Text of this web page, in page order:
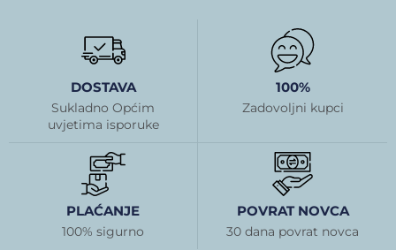
DOSTAVA
Sukladno Općim
uvjetima isporuke
100%
Zadovoljni kupci
PLAĆANJE
100% sigurno
POVRAT NOVCA
30 dana povrat novca